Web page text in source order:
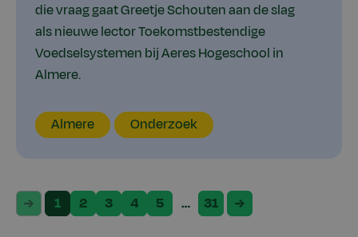
die vraag gaat Greetje Schouten aan de slag
als nieuwe lector Toekomstbestendige
Voedselsystemen bij Aeres Hogeschool in
Almere.
Locatie
Almere Thema
Onderzoek
previous
page
1 page
2 page
3 page
4 page
5 … page
31
next